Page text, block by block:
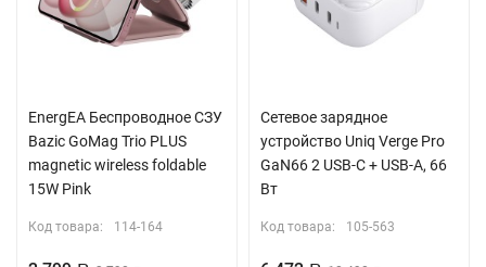
EnergEA Беспроводное СЗУ
Bazic GoMag Trio PLUS
magnetic wireless foldable
15W Pink
Код товара: 114-164
Сетевое зарядное
устройство Uniq Verge Pro
GaN66 2 USB-C + USB-A, 66
Вт
Код товара: 105-563